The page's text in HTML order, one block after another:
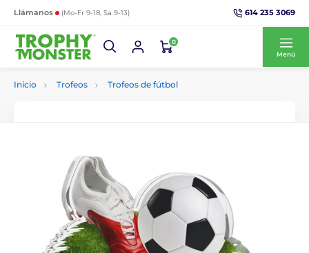
Llámanos (Mo-Fr 9-18, Sa 9-13) 614 235 3069
0
Menú
Inicio Trofeos Trofeos de fútbol